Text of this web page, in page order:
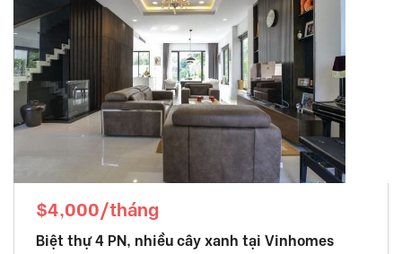
$4,000/tháng
Biệt thự 4 PN, nhiều cây xanh tại Vinhomes